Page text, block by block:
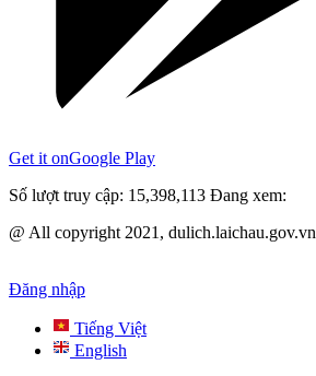
Get it onGoogle Play
Số lượt truy cập: 15,398,113 Đang xem:
@ All copyright 2021, dulich.laichau.gov.vn
Đăng nhập
Tiếng Việt
English